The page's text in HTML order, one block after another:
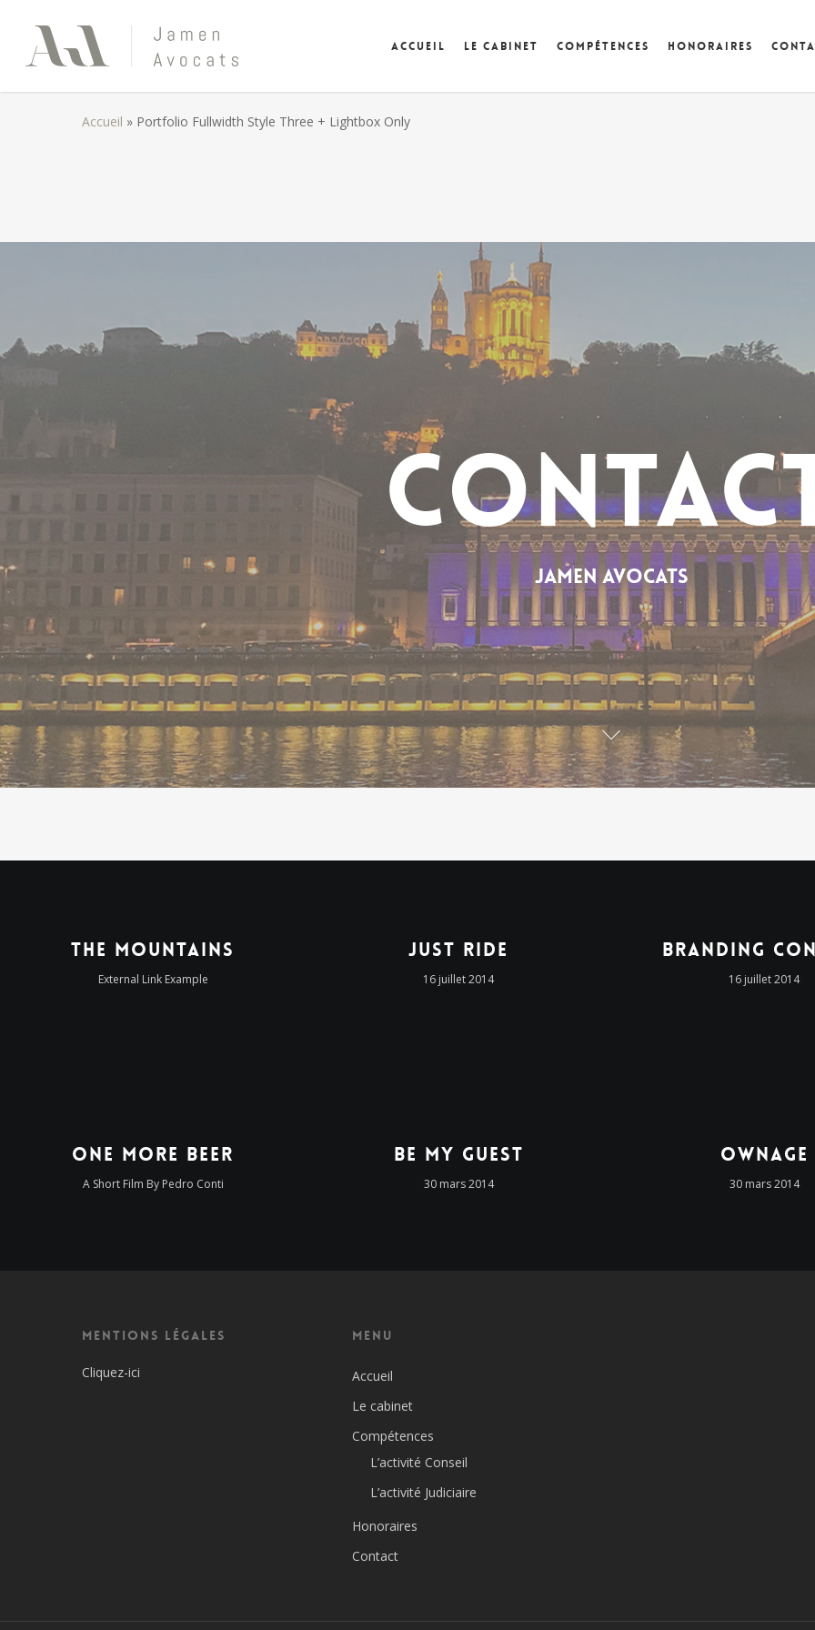
Accueil Le cabinet Compétences Honoraires
Accueil » Portfolio Fullwidth Style Three + Lightbox Only
Jamen Avocats
The Mountains
External Link Example
Just Ride
16 juillet 2014
Branding
16 juillet 2014
One More Beer
A Short Film By Pedro Conti
Be My Guest
30 mars 2014
Ownage
30 mars 2014
Mentions Légales
Cliquez-ici
Menu
Accueil
Le cabinet
Compétences
L’activité Conseil
L’activité Judiciaire
Honoraires
Contact